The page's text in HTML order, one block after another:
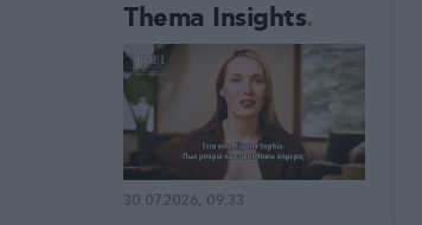
Thema Insights
30.07.2026, 09:33